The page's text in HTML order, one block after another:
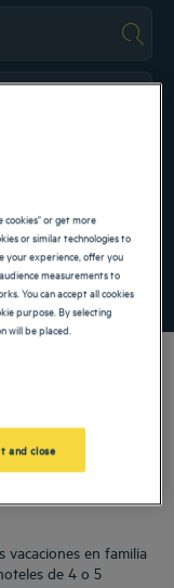
a date. Press the
Barberey-Saint-Sulpice.
cómodas habitaciones:
su estancia le resulte lo
vacaciones en familia
de 4 o 5
cookies" or get more
or similar technologies to
your experience, offer you
measurements to
You can accept all cookies
purpose. By selecting
will be placed.
and close